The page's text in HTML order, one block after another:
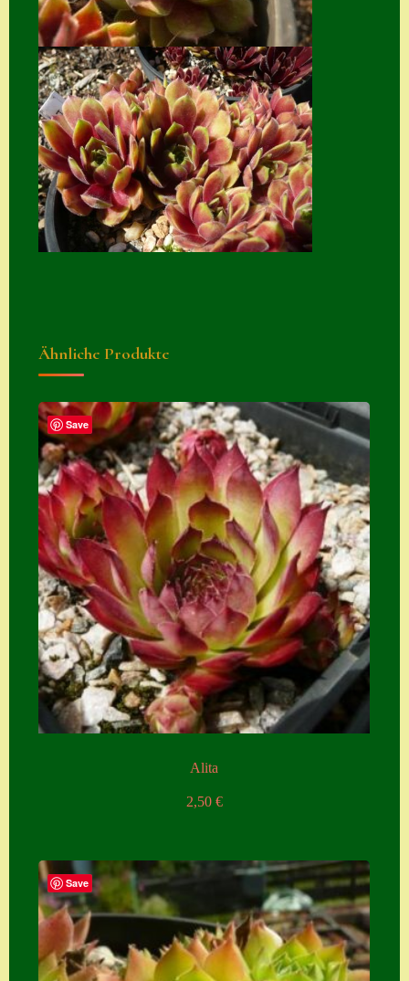
Ähnliche Produkte
Save
Alita
2,50 €
Save